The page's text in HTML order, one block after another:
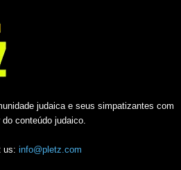
judaica e seus simpatizantes com
conteúdo judaico.
us: info@pletz.com